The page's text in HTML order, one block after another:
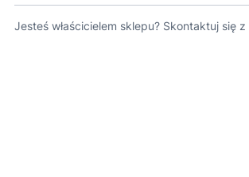
Jesteś właścicielem sklepu? Skontaktuj się z